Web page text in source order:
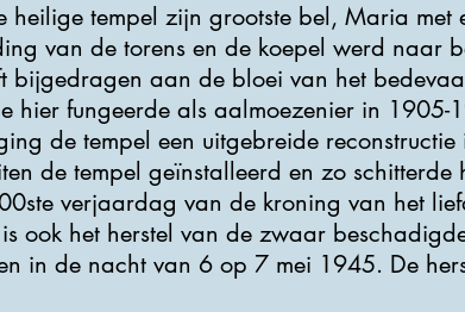
heilige tempel zijn grootste bel, Maria met
van de torens en de koepel werd naar
bijgedragen aan de bloei van het
hier fungeerde als aalmoezenier in 1905-
de tempel een uitgebreide
de tempel geïnstalleerd en zo schitterde
verjaardag van de kroning van het
ook het herstel van de zwaar
in de nacht van 6 op 7 mei 1945. De